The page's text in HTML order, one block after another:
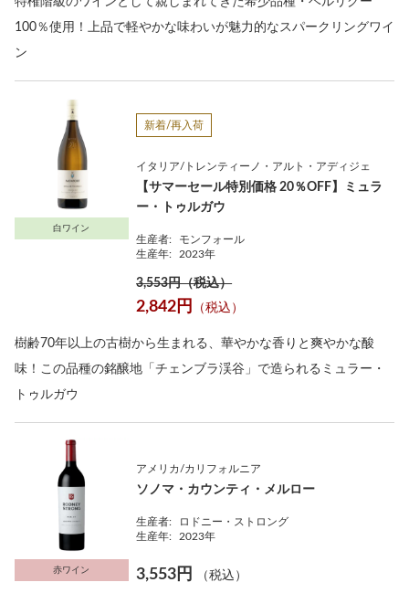
100％使用！上品で軽やかな味わいが魅力的なスパークリングワイ
ン
白ワイン
新着/再入荷
イタリア/トレンティーノ・アルト・アディジェ
【サマーセール特別価格 20％OFF】ミュラ
ー・トゥルガウ
生産者:
モンフォール
生産年:
2023年
3,553円（税込）
2,842円 （税込）
樹齢70年以上の古樹から生まれる、華やかな香りと爽やかな酸
味！この品種の銘醸地「チェンブラ渓谷」で造られるミュラー・
トゥルガウ
赤ワイン
アメリカ/カリフォルニア
ソノマ・カウンティ・メルロー
生産者:
ロドニー・ストロング
生産年:
2023年
3,553円 （税込）